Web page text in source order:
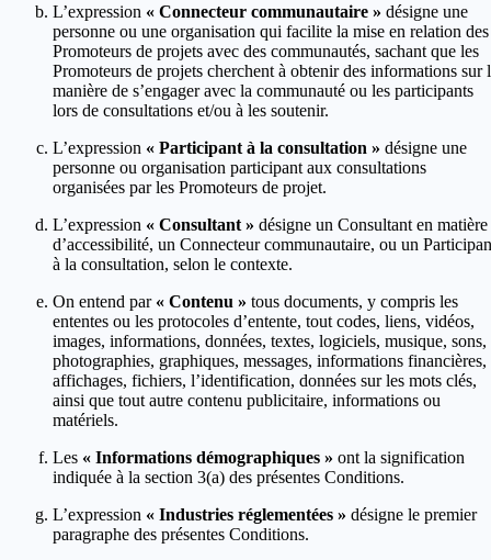
L’expression « Connecteur communautaire » désigne une
personne ou une organisation qui facilite la mise en relation des
Promoteurs de projets avec des communautés, sachant que les
Promoteurs de projets cherchent à obtenir des informations sur
manière de s’engager avec la communauté ou les participants
lors de consultations et/ou à les soutenir.
L’expression « Participant à la consultation » désigne une
personne ou organisation participant aux consultations
organisées par les Promoteurs de projet.
L’expression « Consultant » désigne un Consultant en matière
d’accessibilité, un Connecteur communautaire, ou un
à la consultation, selon le contexte.
On entend par « Contenu » tous documents, y compris les
ententes ou les protocoles d’entente, tout codes, liens, vidéos,
images, informations, données, textes, logiciels, musique, sons,
photographies, graphiques, messages, informations financières,
affichages, fichiers, l’identification, données sur les mots clés,
ainsi que tout autre contenu publicitaire, informations ou
matériels.
Les « Informations démographiques » ont la signification
indiquée à la section 3(a) des présentes Conditions.
L’expression « Industries réglementées » désigne le premier
paragraphe des présentes Conditions.